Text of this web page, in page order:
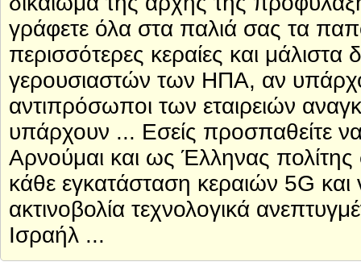
γράφετε όλα στα παλιά σας τα
περισσότερες κεραίες και
γερουσιαστών των ΗΠΑ, αν
αντιπρόσωποι των εταιρειών
υπάρχουν ... Εσείς προσπαθείτε
Αρνούμαι και ως Έλληνας
κάθε εγκατάσταση κεραιών 5G
ακτινοβολία τεχνολογικά
Ισραήλ ...